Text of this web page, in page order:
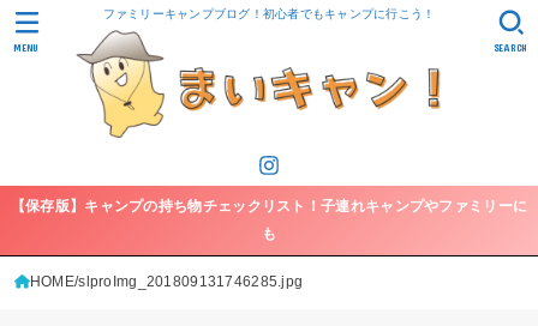
ファミリーキャンプブログ！初心者でもキャンプに行こう！
SEARCH
MENU
【保存版】キャンプの持ち物チェックリスト！子連れキャンプやファミリーに
も
HOME slproImg_201809131746285.jpg